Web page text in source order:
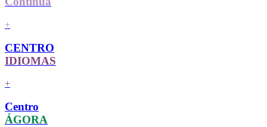
+
CENTRO
IDIOMAS
+
Centro
ÁGORA